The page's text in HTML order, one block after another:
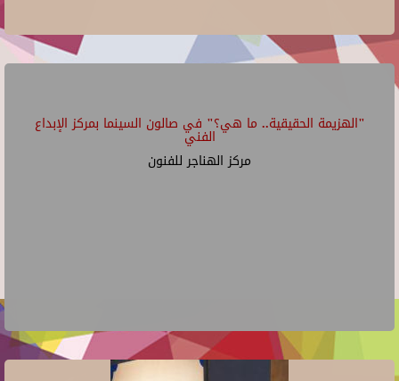
"الهزيمة الحقيقية.. ما هي؟" في صالون السينما بمركز الإبداع
الفني
مركز الهناجر للفنون